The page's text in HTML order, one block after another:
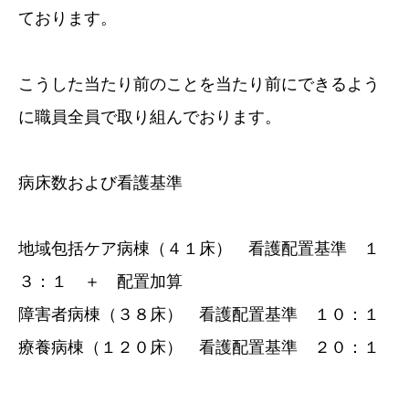
ております。
こうした当たり前のことを当たり前にできるよう
に職員全員で取り組んでおります。
病床数および看護基準
地域包括ケア病棟（４１床） 看護配置基準 １
３：１ ＋ 配置加算
障害者病棟（３８床） 看護配置基準 １０：１
療養病棟（１２０床） 看護配置基準 ２０：１